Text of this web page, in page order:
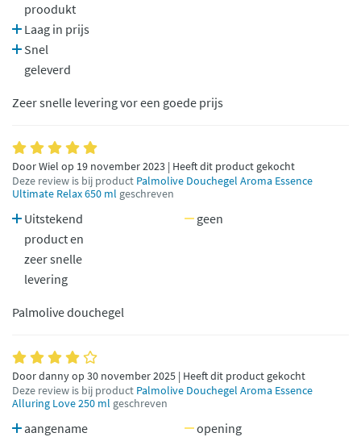
proodukt
Laag in prijs
Snel
geleverd
Zeer snelle levering vor een goede prijs
Door Wiel op 19 november 2023 | Heeft dit product gekocht
Deze review is bij product Palmolive Douchegel Aroma Essence
Ultimate Relax 650 ml geschreven
Uitstekend
product en
zeer snelle
levering
geen
Palmolive douchegel
Door danny op 30 november 2025 | Heeft dit product gekocht
Deze review is bij product Palmolive Douchegel Aroma Essence
Alluring Love 250 ml geschreven
aangename
opening